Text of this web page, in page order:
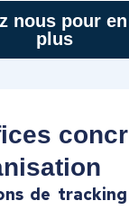
nous pour
plus
de tracking